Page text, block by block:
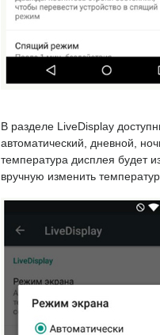
В разделе LiveDisplay
автоматический, дневной,
температура дисплея будет
вручную изменить